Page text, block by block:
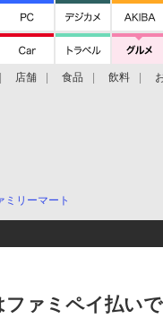
店舗 食品 飲料
ミリーマート
ファミペイ払い